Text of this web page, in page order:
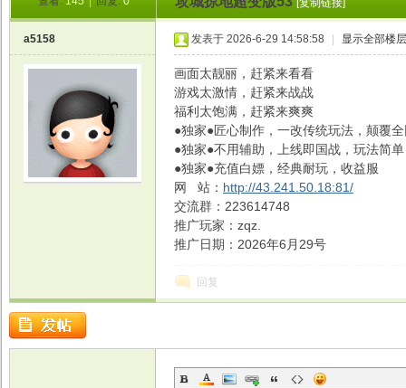
› [复制链接]
a5158 发表于 2026-6-29 14:58:58 显示全部楼层
画面太靓丽，赶紧来看看
游戏太激情，赶紧来战战
福利太饱满，赶紧来爽爽
●独家●匠心制作，一改传统玩法，颠覆
●独家●不用辅助，上线即国战，玩法简
●独家●充值白嫖，经典耐玩，收益服
网 站： http://43.241.50.18:81/
交流群：223614748
推广玩家：zqz.
推广日期：2026年6月29号
回复